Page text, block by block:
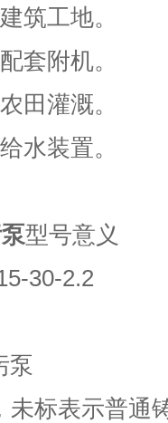
工地。
附机。
灌溉。
装置。
型号意义
30-2.2
标表示普通